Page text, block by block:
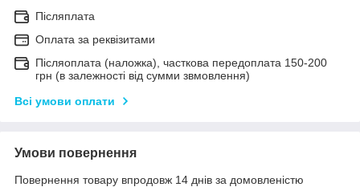
Післяплата
Оплата за реквізитами
Післяоплата (наложка), часткова передоплата 150-200
грн (в залежності від сумми звмовлення)
Всі умови оплати
Умови повернення
Повернення товару впродовж 14 днів за домовленістю